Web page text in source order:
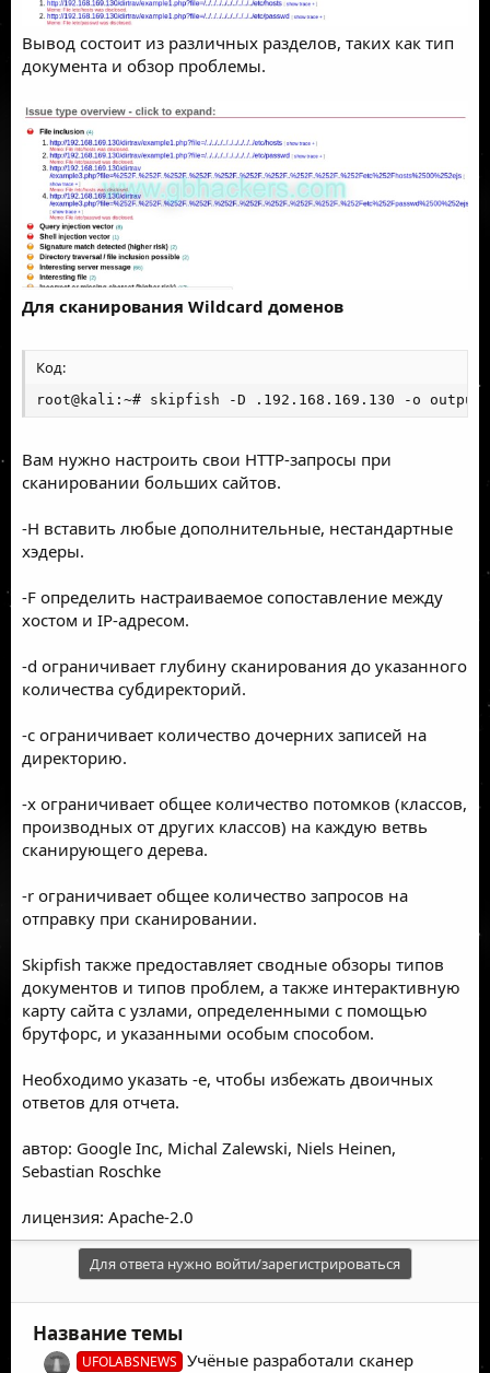
Вывод состоит из различных разделов, таких как тип
документа и обзор проблемы.
Для сканирования Wildcard доменов
Код:
root@kali:~# skipfish -D .192.168.169.130 -o
Вам нужно настроить свои HTTP-запросы при
сканировании больших сайтов.
-H вставить любые дополнительные, нестандартные
хэдеры.
-F определить настраиваемое сопоставление между
хостом и IP-адресом.
-d ограничивает глубину сканирования до указанного
количества субдиректорий.
-c ограничивает количество дочерних записей на
директорию.
-x ограничивает общее количество потомков (классов,
производных от других классов) на каждую ветвь
сканирующего дерева.
-r ограничивает общее количество запросов на
отправку при сканировании.
Skipfish также предоставляет сводные обзоры типов
документов и типов проблем, а также интерактивную
карту сайта с узлами, определенными с помощью
брутфорс, и указанными особым способом.
Необходимо указать -e, чтобы избежать двоичных
ответов для отчета.
автор: Google Inc, Michal Zalewski, Niels Heinen,
Sebastian Roschke
лицензия: Apache-2.0
Для ответа нужно войти/зарегистрироваться
Название темы
UFOLABSNEWS
Учёные разработали сканер